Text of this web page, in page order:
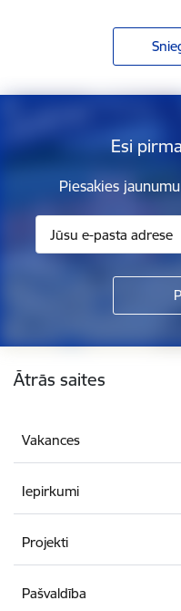
Esi
Piesakies
Ātrās saites
Vakances
Iepirkumi
Projekti
Pašvaldība